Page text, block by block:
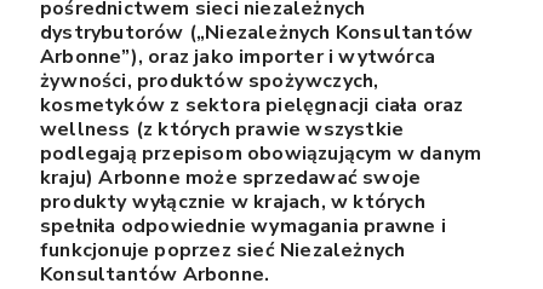
pośrednictwem sieci niezależnych
dystrybutorów („Niezależnych Konsultantów
Arbonne”), oraz jako importer i wytwórca
żywności, produktów spożywczych,
kosmetyków z sektora pielęgnacji ciała oraz
wellness (z których prawie wszystkie
podlegają przepisom obowiązującym w danym
kraju) Arbonne może sprzedawać swoje
produkty wyłącznie w krajach, w których
spełniła odpowiednie wymagania prawne i
funkcjonuje poprzez sieć Niezależnych
Konsultantów Arbonne.